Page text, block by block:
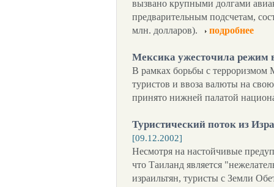
вызвано крупными долгами
предварительным подсчетам,
млн. долларов).
подробнее
Мексика ужесточила режим
В рамках борьбы с терроризмом
туристов и ввоза валюты на
принято нижней палатой
Туристический поток из
[09.12.2002]
Несмотря на настойчивые
что Таиланд является
израильтян, туристы с Земли